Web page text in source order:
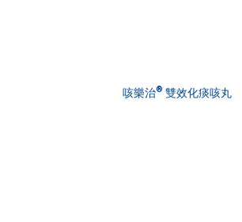
咳樂治® 雙效化痰咳丸